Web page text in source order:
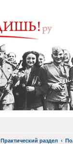
Практический раздел